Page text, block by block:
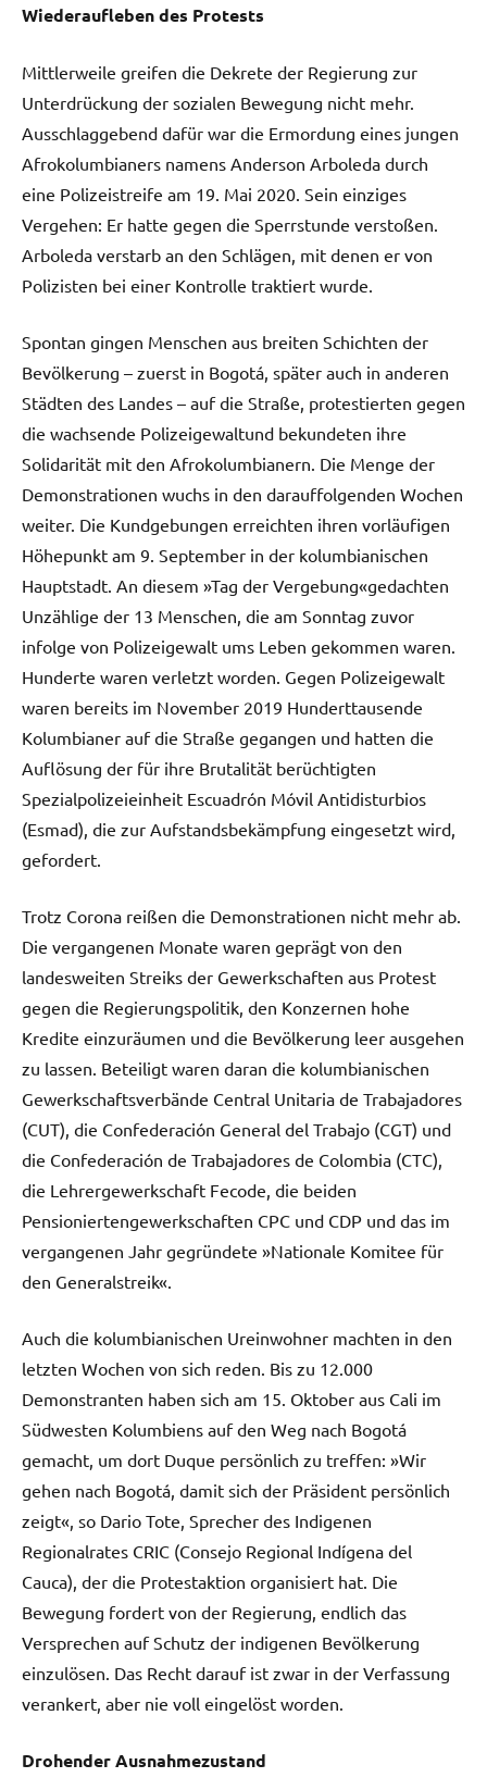
Wiederaufleben des Protests
Mittlerweile greifen die Dekrete der Regierung zur
Unterdrückung der sozialen Bewegung nicht mehr.
Ausschlaggebend dafür war die Ermordung eines jungen
Afrokolumbianers namens Anderson Arboleda durch
eine Polizeistreife am 19. Mai 2020. Sein einziges
Vergehen: Er hatte gegen die Sperrstunde verstoßen.
Arboleda verstarb an den Schlägen, mit denen er von
Polizisten bei einer Kontrolle traktiert wurde.
Spontan gingen Menschen aus breiten Schichten der
Bevölkerung – zuerst in Bogotá, später auch in anderen
Städten des Landes – auf die Straße, protestierten gegen
die wachsende Polizeigewaltund bekundeten ihre
Solidarität mit den Afrokolumbianern. Die Menge der
Demonstrationen wuchs in den darauffolgenden Wochen
weiter. Die Kundgebungen erreichten ihren vorläufigen
Höhepunkt am 9. September in der kolumbianischen
Hauptstadt. An diesem »Tag der Vergebung«gedachten
Unzählige der 13 Menschen, die am Sonntag zuvor
infolge von Polizeigewalt ums Leben gekommen waren.
Hunderte waren verletzt worden. Gegen Polizeigewalt
waren bereits im November 2019 Hunderttausende
Kolumbianer auf die Straße gegangen und hatten die
Auflösung der für ihre Brutalität berüchtigten
Spezialpolizeieinheit Escuadrón Móvil Antidisturbios
(Esmad), die zur Aufstandsbekämpfung eingesetzt wird,
gefordert.
Trotz Corona reißen die Demonstrationen nicht mehr ab.
Die vergangenen Monate waren geprägt von den
landesweiten Streiks der Gewerkschaften aus Protest
gegen die Regierungspolitik, den Konzernen hohe
Kredite einzuräumen und die Bevölkerung leer ausgehen
zu lassen. Beteiligt waren daran die kolumbianischen
Gewerkschaftsverbände Central Unitaria de Trabajadores
(CUT), die Confederación General del Trabajo (CGT) und
die Confederación de Trabajadores de Colombia (CTC),
die Lehrergewerkschaft Fecode, die beiden
Pensioniertengewerkschaften CPC und CDP und das im
vergangenen Jahr gegründete »Nationale Komitee für
den Generalstreik«.
Auch die kolumbianischen Ureinwohner machten in den
letzten Wochen von sich reden. Bis zu 12.000
Demonstranten haben sich am 15. Oktober aus Cali im
Südwesten Kolumbiens auf den Weg nach Bogotá
gemacht, um dort Duque persönlich zu treffen: »Wir
gehen nach Bogotá, damit sich der Präsident persönlich
zeigt«, so Dario Tote, Sprecher des Indigenen
Regionalrates CRIC (Consejo Regional Indígena del
Cauca), der die Protestaktion organisiert hat. Die
Bewegung fordert von der Regierung, endlich das
Versprechen auf Schutz der indigenen Bevölkerung
einzulösen. Das Recht darauf ist zwar in der Verfassung
verankert, aber nie voll eingelöst worden.
Drohender Ausnahmezustand